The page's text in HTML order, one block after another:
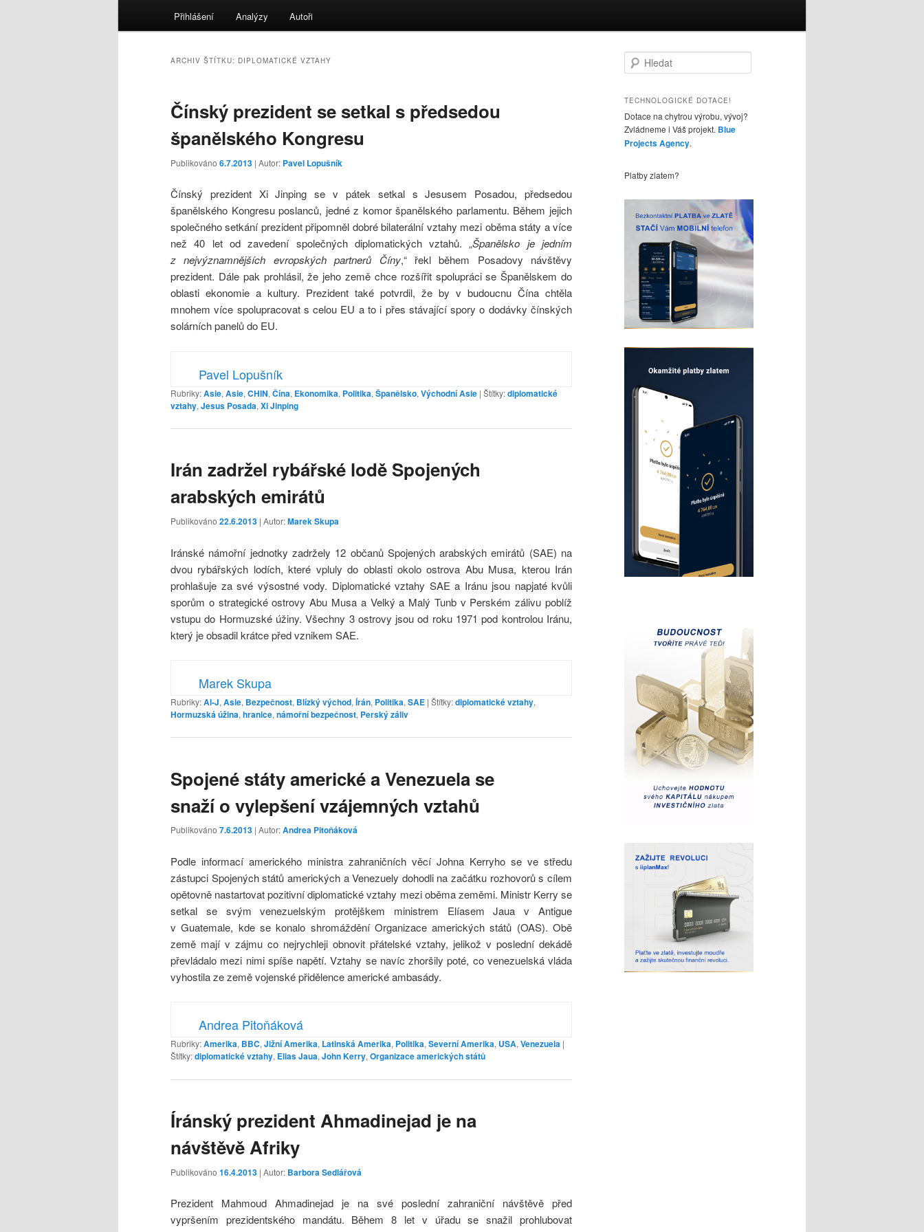
Přihlášení Analýzy Autoři
ARCHIV ŠTÍTKU: DIPLOMATICKÉ VZTAHY
Čínský prezident se setkal s předsedou
španělského Kongresu
Publikováno 6.7.2013 | Autor: Pavel Lopušník
Čínský prezident Xi Jinping se v pátek setkal s Jesusem Posadou, předsedou
španělského Kongresu poslanců, jedné z komor španělského parlamentu. Během jejich
společného setkání prezident připomněl dobré bilaterální vztahy mezi oběma státy a více
než 40 let od zavedení společných diplomatických vztahů. „Španělsko je jedním
z nejvýznamnějších evropských partnerů Číny,“ řekl během Posadovy návštěvy
prezident. Dále pak prohlásil, že jeho země chce rozšířit spolupráci se Španělskem do
oblasti ekonomie a kultury. Prezident také potvrdil, že by v budoucnu Čína chtěla
mnohem více spolupracovat s celou EU a to i přes stávající spory o dodávky čínských
solárních panelů do EU.
Pavel Lopušník
Rubriky:Asie, Asie, CHIN, Čína, Ekonomika, Politika, Španělsko, Východní Asie | Štítky:diplomatické
vztahy, Jesus Posada, Xi Jinping
Irán zadržel rybářské lodě Spojených
arabských emirátů
Publikováno 22.6.2013 | Autor:Marek Skupa
Iránské námořní jednotky zadržely 12 občanů Spojených arabských emirátů (SAE) na
dvou rybářských lodích, které vpluly do oblasti okolo ostrova Abu Musa, kterou Irán
prohlašuje za své výsostné vody. Diplomatické vztahy SAE a Iránu jsou napjaté kvůli
sporům o strategické ostrovy Abu Musa a Velký a Malý Tunb v Perském zálivu poblíž
vstupu do Hormuzské úžiny. Všechny 3 ostrovy jsou od roku 1971 pod kontrolou Iránu,
který je obsadil krátce před vznikem SAE.
Marek Skupa
Rubriky:Al-J, Asie, Bezpečnost, Blízký východ, Írán, Politika, SAE | Štítky:diplomatické vztahy,
Hormuzská úžina, hranice, námořní bezpečnost, Perský záliv
Spojené státy americké a Venezuela se
snaží o vylepšení vzájemných vztahů
Publikováno 7.6.2013 | Autor:Andrea Pitoňáková
Podle informací amerického ministra zahraničních věcí Johna Kerryho se ve středu
zástupci Spojených států amerických a Venezuely dohodli na začátku rozhovorů s cílem
opětovně nastartovat pozitivní diplomatické vztahy mezi oběma zeměmi. Ministr Kerry se
setkal se svým venezuelským protějškem ministrem Elíasem Jaua v Antigue
v Guatemale, kde se konalo shromáždění Organizace amerických států (OAS). Obě
země mají v zájmu co nejrychleji obnovit přátelské vztahy, jelikož v poslední dekádě
převládalo mezi nimi spíše napětí. Vztahy se navíc zhoršily poté, co venezuelská vláda
vyhostila ze země vojenské přidělence americké ambasády.
Andrea Pitoňáková
Rubriky:Amerika, BBC, Jižní Amerika, Latinská Amerika, Politika, Severní Amerika, USA, Venezuela |
Štítky:diplomatické vztahy, Elias Jaua, John Kerry, Organizace amerických států
Íránský prezident Ahmadinejad je na
návštěvě Afriky
Publikováno 16.4.2013 | Autor: Barbora Sedlářová
Prezident Mahmoud Ahmadinejad je na své poslední zahraniční návštěvě před
vypršením prezidentského mandátu. Během 8 let v úřadu se snažil prohlubovat
l
d
t
TECHNOLOGICKÉ DOTACE!
Dotace na chytrou výrobu, vývoj?
Zvládneme i Váš projekt. Blue
Projects Agency.
Platby zlatem?